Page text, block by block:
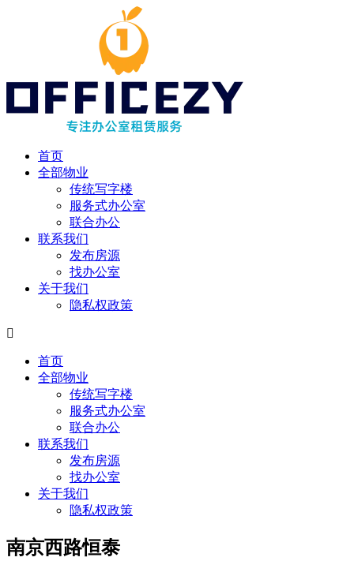
首页
全部物业
传统写字楼
服务式办公室
联合办公
联系我们
发布房源
找办公室
关于我们
隐私权政策
首页
全部物业
传统写字楼
服务式办公室
联合办公
联系我们
发布房源
找办公室
关于我们
隐私权政策
南京西路恒泰